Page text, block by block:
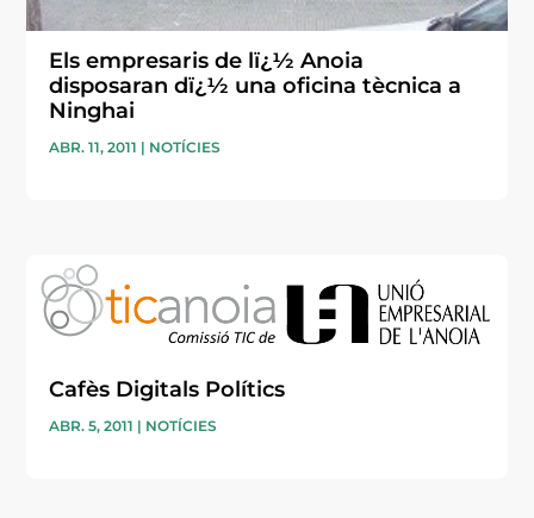
Els empresaris de lï¿½ Anoia
disposaran dï¿½ una oficina tècnica a
Ninghai
ABR. 11, 2011 | NOTÍCIES
Cafès Digitals Polítics
ABR. 5, 2011 | NOTÍCIES